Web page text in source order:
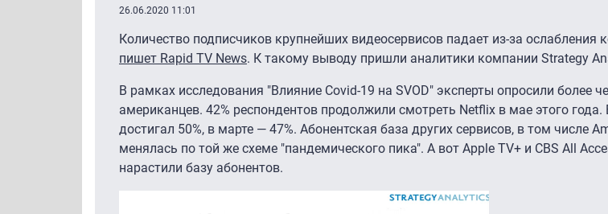
26.06.2020 11:01
Количество подписчиков крупнейших видеосервисов падает из-за ослабления
пишет Rapid TV News. К такому выводу пришли аналитики компании Strategy
В рамках исследования "Влияние Covid-19 на SVOD" эксперты опросили более
американцев. 42% респондентов продолжили смотреть Netflix в мае этого года.
достигал 50%, в марте — 47%. Абонентская база других сервисов, в том числе
менялась по той же схеме "пандемического пика". А вот Apple TV+ и CBS All
нарастили базу абонентов.